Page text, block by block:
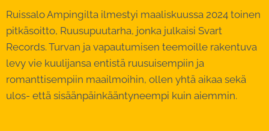
Ruissalo Ampingilta ilmestyi maaliskuussa 2024 toinen
pitkäsoitto, Ruusupuutarha, jonka julkaisi Svart
Records. Turvan ja vapautumisen teemoille rakentuva
levy vie kuulijansa entistä ruusuisempiin ja
romanttisempiin maailmoihin, ollen yhtä aikaa sekä
ulos- että sisäänpäinkääntyneempi kuin aiemmin.